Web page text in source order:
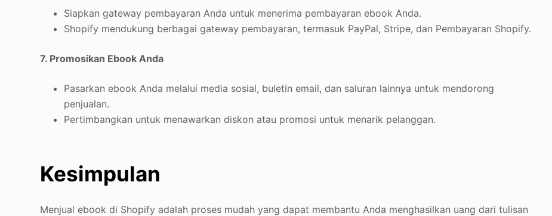
Siapkan gateway pembayaran Anda untuk menerima pembayaran ebook Anda.
Shopify mendukung berbagai gateway pembayaran, termasuk PayPal, Stripe, dan Pembayaran Shopify.
7. Promosikan Ebook Anda
Pasarkan ebook Anda melalui media sosial, buletin email, dan saluran lainnya untuk mendorong
penjualan.
Pertimbangkan untuk menawarkan diskon atau promosi untuk menarik pelanggan.
Kesimpulan
Menjual ebook di Shopify adalah proses mudah yang dapat membantu Anda menghasilkan uang dari tulisan